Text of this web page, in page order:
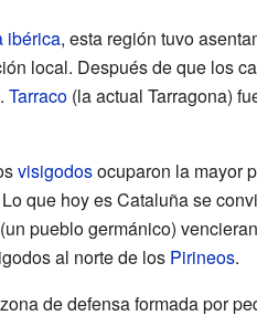
ibérica, esta región tuvo
local. Después de que los
. Tarraco(la actual Tarragona)
visigodosocuparon la mayor
que hoy es Cataluña se
pueblo germánico)
al norte de los Pirineos.
de defensa formada por